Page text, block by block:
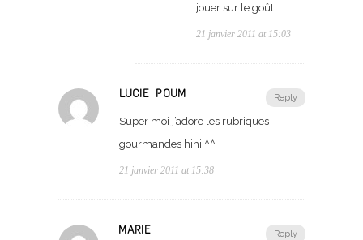
jouer sur le goût.
21 janvier 2011 at 15:03
Reply
LUCIE POUM
Super moi j’adore les rubriques
gourmandes hihi ^^
21 janvier 2011 at 15:38
Reply
MARIE